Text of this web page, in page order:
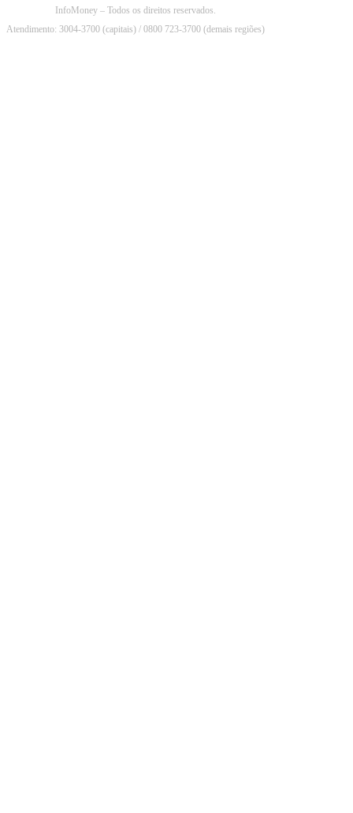
InfoMoney – Todos os direitos reservados.
Atendimento: 3004-3700 (capitais) / 0800 723-3700 (demais regiões)